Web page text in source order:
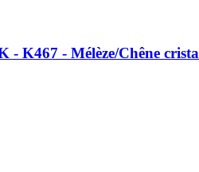
K467 - Mélèze/Chêne